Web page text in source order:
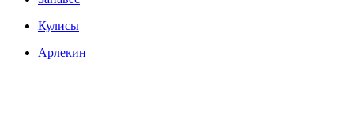
Кулисы
Арлекин